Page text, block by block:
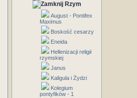
Rzym
August - Pontifex
Maximus
Boskość cesarzy
Eneida
Hellenizacji religii
rzymskiej
Janus
Kaligula i Żydzi
Kolegium
pontyfików - 1